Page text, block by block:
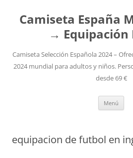
Camiseta España
→ Equipación
Camiseta Selección Española 2024 –
2024 mundial para adultos y niños.
desde 69 €
Menú
equipacion de futbol en